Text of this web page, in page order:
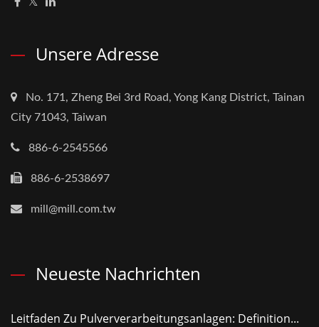
Unsere Adresse
No. 171, Zheng Bei 3rd Road, Yong Kang District, Tainan
City 71043, Taiwan
886-6-2545566
886-6-2538697
mill@mill.com.tw
Neueste Nachrichten
Leitfaden Zu Pulververarbeitungsanlagen: Definition...